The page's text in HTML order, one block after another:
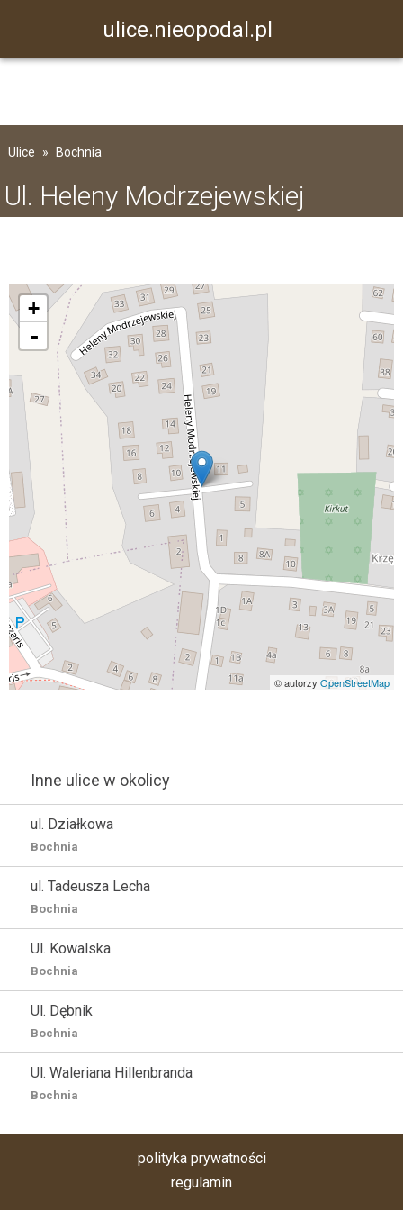
ulice.nieopodal.pl
Ulice Bochnia
Ul. Heleny Modrzejewskiej
+
-
© autorzy OpenStreetMap
Inne ulice w okolicy
ul. Działkowa
Bochnia
ul. Tadeusza Lecha
Bochnia
Ul. Kowalska
Bochnia
Ul. Dębnik
Bochnia
Ul. Waleriana Hillenbranda
Bochnia
polityka prywatności
regulamin